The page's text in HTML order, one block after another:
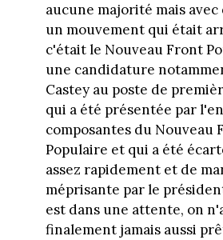
aucune majorité mais avec
un mouvement qui était
c'était le Nouveau Front
une candidature
Castey au poste de
qui a été présentée par
composantes du Nouveau
Populaire et qui a été
assez rapidement et de
méprisante par le
est dans une attente, on
finalement jamais aussi